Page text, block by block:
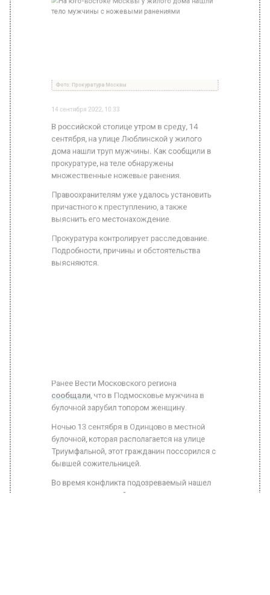
дома нашли труп мужчины. Как сообщили в
Правоохранителям уже удалось установить
причастного к преступлению, а также
выяснить его местонахождение.
Прокуратура контролирует расследование.
Подробности, причины и обстоятельства
выясняются.
Ранее Вести Московского региона
сообщали, что в Подмосковье мужчина в
булочной зарубил топором женщину.
Ночью 13 сентября в Одинцово в местной
булочной, которая располагается на улице
Триумфальной, этот гражданин поссорился с